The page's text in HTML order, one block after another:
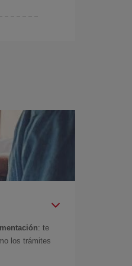
: te
los trámites